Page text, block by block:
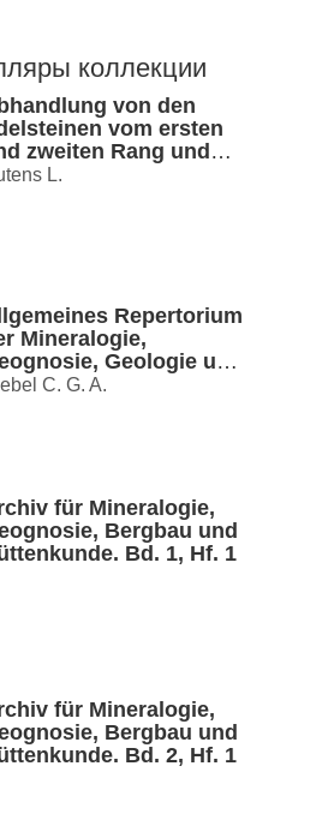
коллекции
von den
vom ersten
zweiten Rang und
den Mitteln, sie zu
L.
Repertorium
Mineralogie,
Geologie und
C. G. A.
für Mineralogie,
Bergbau und
Hüttenkunde. Bd. 1, Hf. 1
für Mineralogie,
Bergbau und
Hüttenkunde. Bd. 2, Hf. 1